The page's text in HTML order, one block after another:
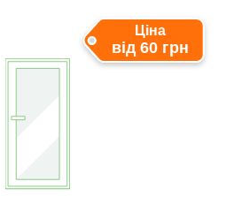
Ціна
від 60 грн